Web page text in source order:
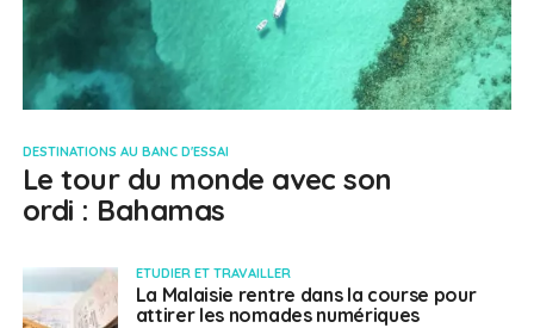
DESTINATIONS AU BANC D'ESSAI
Le tour du monde avec son
ordi : Bahamas
ETUDIER ET TRAVAILLER
La Malaisie rentre dans la course pour
attirer les nomades numériques